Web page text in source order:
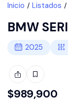
Inicio Listados
BMW
2025
$989,900